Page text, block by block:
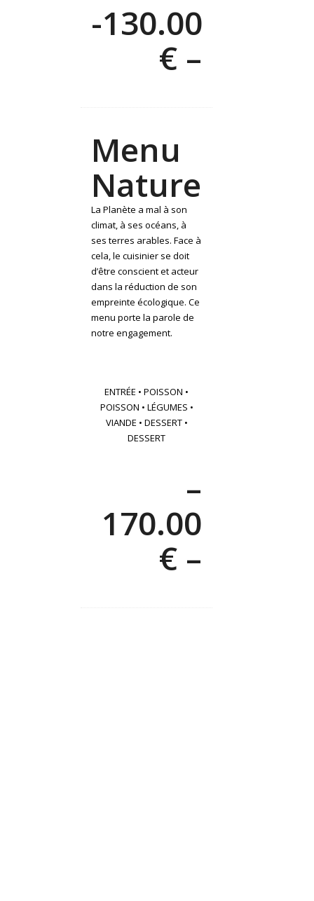
-130.00
€ –
Menu
Nature
La Planète a mal à son
climat, à ses océans, à
ses terres arables. Face à
cela, le cuisinier se doit
d’être conscient et acteur
dans la réduction de son
empreinte écologique. Ce
menu porte la parole de
notre engagement.
ENTRÉE • POISSON •
POISSON • LÉGUMES •
VIANDE • DESSERT •
DESSERT
–
170.00
€ –